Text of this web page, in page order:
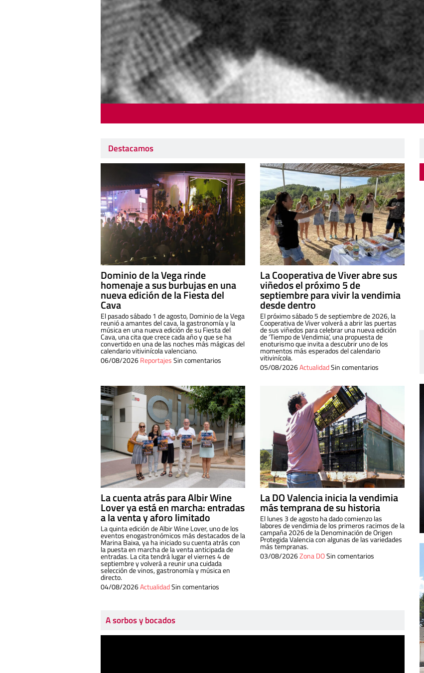
Destacamos
Dominio de la Vega rinde
homenaje a sus burbujas en una
nueva edición de la Fiesta del
Cava
El pasado sábado 1 de agosto, Dominio de la Vega
reunió a amantes del cava, la gastronomía y la
música en una nueva edición de su Fiesta del
Cava, una cita que crece cada año y que se ha
convertido en una de las noches más mágicas del
calendario vitivinícola valenciano.
06/08/2026ReportajesSin comentarios
La Cooperativa de Viver abre sus
viñedos el próximo 5 de
septiembre para vivir la vendimia
desde dentro
El próximo sábado 5 de septiembre de 2026, la
Cooperativa de Viver volverá a abrir las puertas
de sus viñedos para celebrar una nueva edición
de ‘Tiempo de Vendimia’, una propuesta de
enoturismo que invita a descubrir uno de los
momentos más esperados del calendario
vitivinícola.
05/08/2026ActualidadSin comentarios
La cuenta atrás para Albir Wine
Lover ya está en marcha: entradas
a la venta y aforo limitado
La quinta edición de Albir Wine Lover, uno de los
eventos enogastronómicos más destacados de la
Marina Baixa, ya ha iniciado su cuenta atrás con
la puesta en marcha de la venta anticipada de
entradas. La cita tendrá lugar el viernes 4 de
septiembre y volverá a reunir una cuidada
selección de vinos, gastronomía y música en
directo.
04/08/2026ActualidadSin comentarios
La DO Valencia inicia la vendimia
más temprana de su historia
El lunes 3 de agosto ha dado comienzo las
labores de vendimia de los primeros racimos de la
campaña 2026 de la Denominación de Origen
Protegida Valencia con algunas de las variedades
más tempranas.
03/08/2026Zona DOSin comentarios
A sorbos y bocados